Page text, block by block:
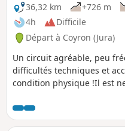
36,32 km
+726 m
4h
Difficile
Départ à Coyron (Jura)
Un circuit agréable, peu
difficultés techniques et
condition physique !Il est
plus difficiles dans le sens